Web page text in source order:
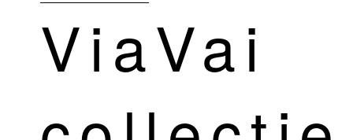
ViaVai